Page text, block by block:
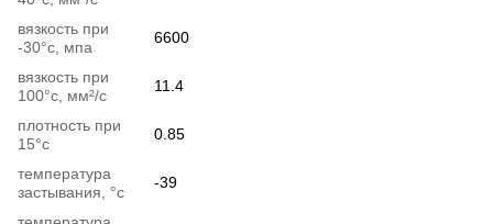
вязкость при
-30°c, мпа
6600
вязкость при
100°c, мм²/с
11.4
плотность при
15°c
0.85
температура
застывания, °c
-39